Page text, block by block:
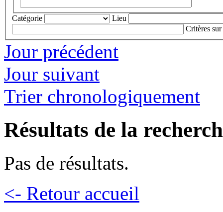
Catégorie
Lieu
Critères sur
Jour précédent
Jour suivant
Trier chronologiquement
Résultats de la
Pas de résultats.
<- Retour accueil